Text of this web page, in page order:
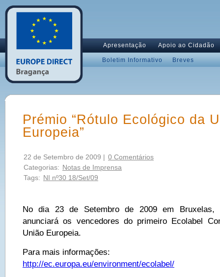
Apresentação Apoio ao Cidadão
Boletim Informativo Breves
Prémio “Rótulo Ecológico da
Europeia”
22 de Setembro de 2009 | 0 Comentários
Categorias: Notas de Imprensa
Tags: NI nº30 18/Set/09
No dia 23 de Setembro de 2009 em Bruxelas,
anunciará os vencedores do primeiro Ecolabel
União Europeia.
Para mais informações:
http://ec.europa.eu/environment/ecolabel/